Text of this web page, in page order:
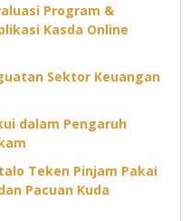
Program &
Kasda Online
Sektor Keuangan
dalam Pengaruh
Teken Pinjam Pakai
Pacuan Kuda